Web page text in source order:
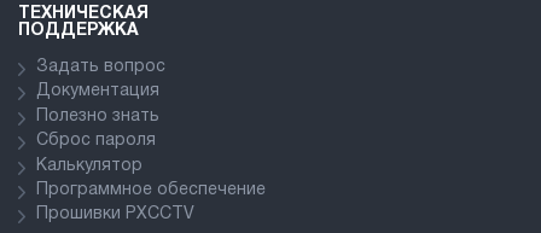
ТЕХНИЧЕСКАЯ
ПОДДЕРЖКА
Задать вопрос
Документация
Полезно знать
Сброс пароля
Калькулятор
Программное обеспечение
Прошивки PXCCTV